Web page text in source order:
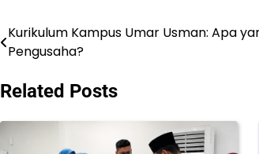
Post
navigation
Kurikulum Kampus Umar Usman: Apa
Pengusaha?
Related Posts